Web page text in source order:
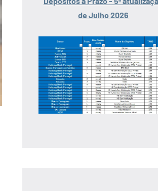
de Julho 2026